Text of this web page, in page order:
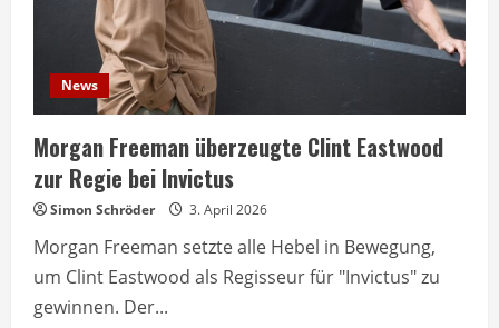
News
Morgan Freeman überzeugte Clint Eastwood
zur Regie bei Invictus
Simon Schröder 3. April 2026
Morgan Freeman setzte alle Hebel in Bewegung,
um Clint Eastwood als Regisseur für "Invictus" zu
gewinnen. Der...